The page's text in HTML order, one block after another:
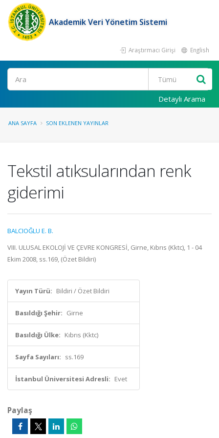
Akademik Veri Yönetim Sistemi
Araştırmacı Girişi English
Ara
Detaylı Arama
ANA SAYFA SON EKLENEN YAYINLAR
Tekstil atıksularından renk
giderimi
BALCIOĞLU E. B.
VIII. ULUSAL EKOLOJİ VE ÇEVRE KONGRESİ, Girne, Kıbrıs (Kktc), 1 - 04
Ekim 2008, ss.169, (Özet Bildiri)
Yayın Türü: Bildiri / Özet Bildiri
Basıldığı Şehir: Girne
Basıldığı Ülke: Kıbrıs (Kktc)
Sayfa Sayıları: ss.169
İstanbul Üniversitesi Adresli: Evet
Paylaş